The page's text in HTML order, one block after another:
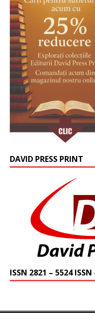
DAVID PRESS PRINT
ISSN 2821 – 5524